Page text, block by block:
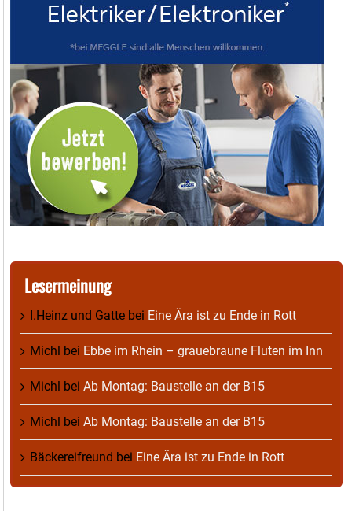
Lesermeinung
I.Heinz und Gatte bei Eine Ära ist zu Ende in Rott
Michl bei Ebbe im Rhein – grauebraune Fluten im Inn
Michl bei Ab Montag: Baustelle an der B15
Michl bei Ab Montag: Baustelle an der B15
Bäckereifreund bei Eine Ära ist zu Ende in Rott